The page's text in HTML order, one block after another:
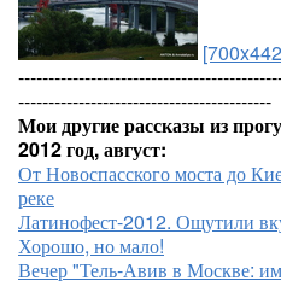
------------------------------------------
Мои другие рассказы из
2012 год, август:
От Новоспасского моста до
реке
Латинофест-2012. Ощутили
Хорошо, но мало!
Вечер "Тель-Авив в Москве: